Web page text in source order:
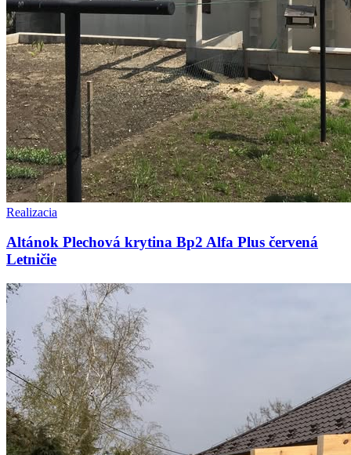
Realizacia
Altánok Plechová krytina Bp2 Alfa Plus červená
Letničie